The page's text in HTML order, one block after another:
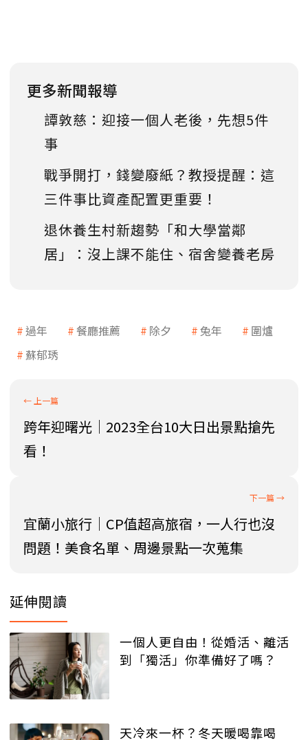
更多新聞報導
譚敦慈：迎接一個人老後，先想5件
事
戰爭開打，錢變廢紙？教授提醒：這
三件事比資產配置更重要！
退休養生村新趨勢「和大學當鄰
居」：沒上課不能住、宿舍變養老房
過年 餐廳推薦 除夕 兔年
圍爐
蘇郁琇
跨年迎曙光│2023全台10大日出景點搶先
看！
宜蘭小旅行│CP值超高旅宿，一人行也沒
問題！美食名單、周邊景點一次蒐集
延伸閱讀
一個人更自由！從婚活、離活
到「獨活」你準備好了嗎？
天冷來一杯？冬天暖喝靠喝